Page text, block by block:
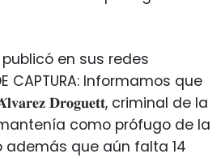
en sus redes
CAPTURA: Informamos que
𝐀́𝐥𝐯𝐚𝐫𝐞𝐳 𝐃𝐫𝐨𝐠𝐮𝐞𝐭𝐭, criminal de la
como prófugo de la
además que aún falta 14